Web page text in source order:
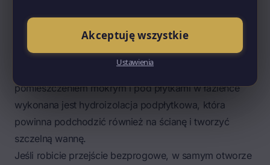
czyli takie, w których podłoga z korytarza przechodzi
w łazienkę bez żadnego stopnia, listwy progowej ani
różnicy poziomów. Wygląda to świetnie i jest
pomieszczeniem mokrym i pod płytkami w łazience
wykonana jest hydroizolacja podpłytkowa, która
powinna podchodzić również na ścianę i tworzyć
szczelną wannę.
Jeśli robicie przejście bezprogowe, w samym otworze
Akceptuję wszystkie
Ustawienia